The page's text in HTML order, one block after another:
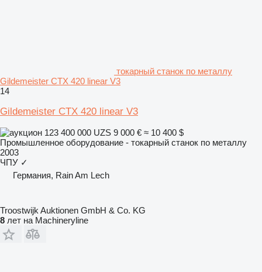
токарный станок по металлу
Gildemeister CTX 420 linear V3
14
Gildemeister CTX 420 linear V3
123 400 000 UZS 9 000 € ≈ 10 400 $
Промышленное оборудование - токарный станок по металлу
2003
ЧПУ ✓
Германия, Rain Am Lech
Troostwijk Auktionen GmbH & Co. KG
8 лет на Machineryline